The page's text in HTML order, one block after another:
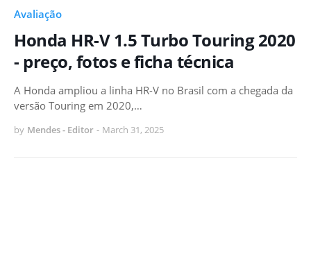
Avaliação
Honda HR-V 1.5 Turbo Touring 2020
- preço, fotos e ficha técnica
A Honda ampliou a linha HR-V no Brasil com a chegada da
versão Touring em 2020,…
by Mendes - Editor - March 31, 2025